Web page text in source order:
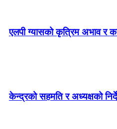
एलपी ग्यासको कृत्रिम अभाव र
केन्द्रको सहमति र अध्यक्षको